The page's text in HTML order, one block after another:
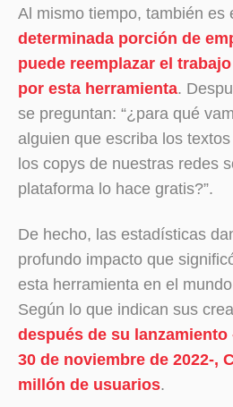
Al mismo tiempo, también es
determinada porción de
puede reemplazar el
por esta herramienta.
se preguntan: “¿para qué
alguien que escriba los
los copys de nuestras redes
plataforma lo hace gratis?”.
De hecho, las estadísticas
profundo impacto que
esta herramienta en el
Según lo que indican sus
después de su
30 de noviembre de 2022-,
millón de usuarios.